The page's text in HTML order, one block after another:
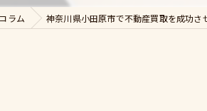
コラム 神奈川県小田原市で不動産買取を成功さ